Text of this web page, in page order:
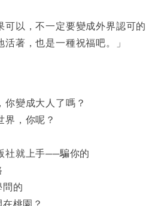
可以，不一定要變成外界認可的
著，也是一種祝福吧。」
你變成大人了嗎？
界，你呢？
社就上手──騙你的
的